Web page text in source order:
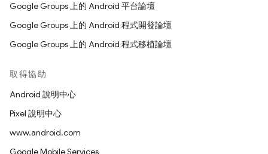
Google Groups 上的 Android 平台論壇
Google Groups 上的 Android 程式開發論壇
Google Groups 上的 Android 程式移植論壇
取得協助
Android 說明中心
Pixel 說明中心
www.android.com
Google Mobile Services